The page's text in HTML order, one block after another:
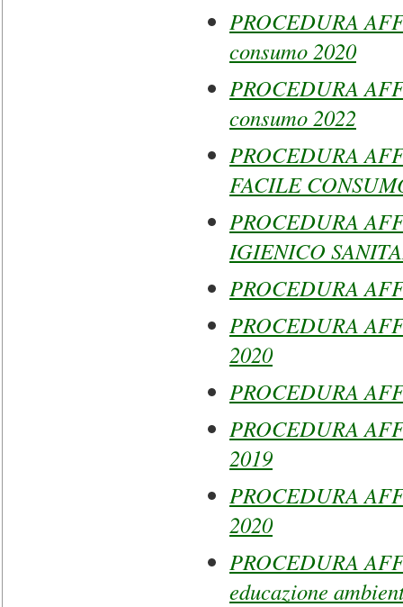
PROCEDURA
consumo 2020
PROCEDURA
consumo 2022
PROCEDURA
FACILE
PROCEDURA
IGIENICO
PROCEDURA
PROCEDURA
2020
PROCEDURA
PROCEDURA
2019
PROCEDURA
2020
PROCEDURA
educazione